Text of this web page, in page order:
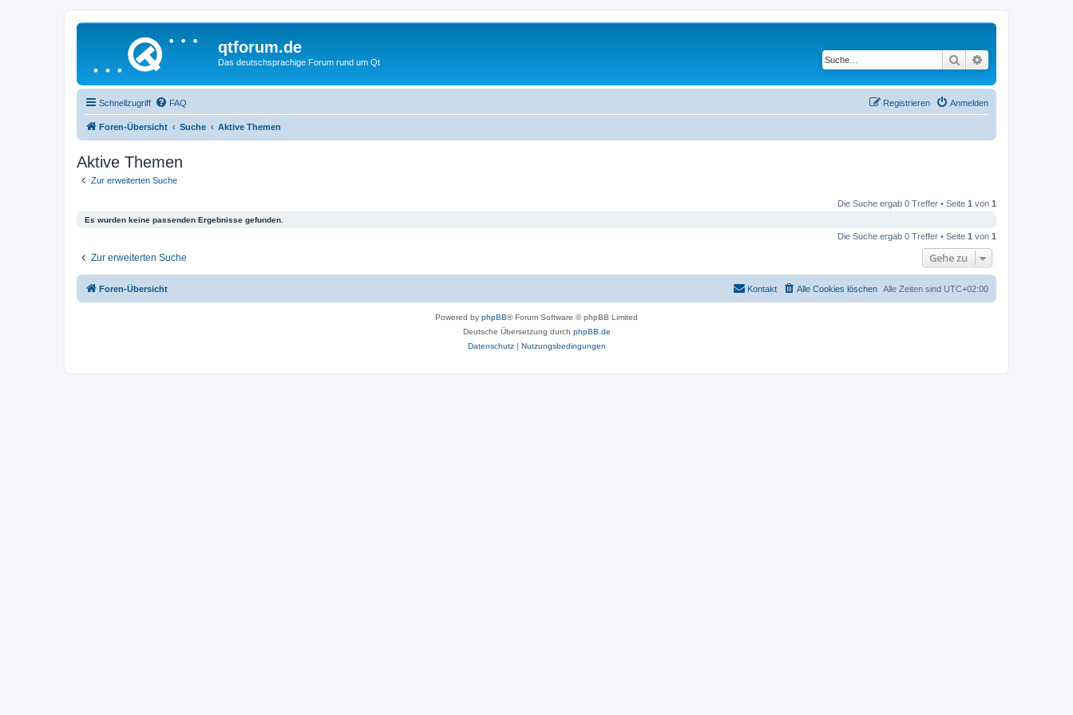
qtforum.de
Das deutschsprachige Forum rund um Qt Suche
Schnellzugriff FAQ Anmelden
Registrieren
Foren-Übersicht Suche Aktive Themen
Aktive Themen
Zur erweiterten Suche
Die Suche ergab 0 Treffer • Seite 1 von 1
Es wurden keine passenden Ergebnisse gefunden.
Die Suche ergab 0 Treffer • Seite 1 von 1
Zur erweiterten Suche Gehe zu
Foren-Übersicht Alle Zeiten sind UTC+02:00
Alle Cookies löschen
Kontakt
Powered by phpBB® Forum Software © phpBB Limited
Deutsche Übersetzung durch phpBB.de
Datenschutz| Nutzungsbedingungen